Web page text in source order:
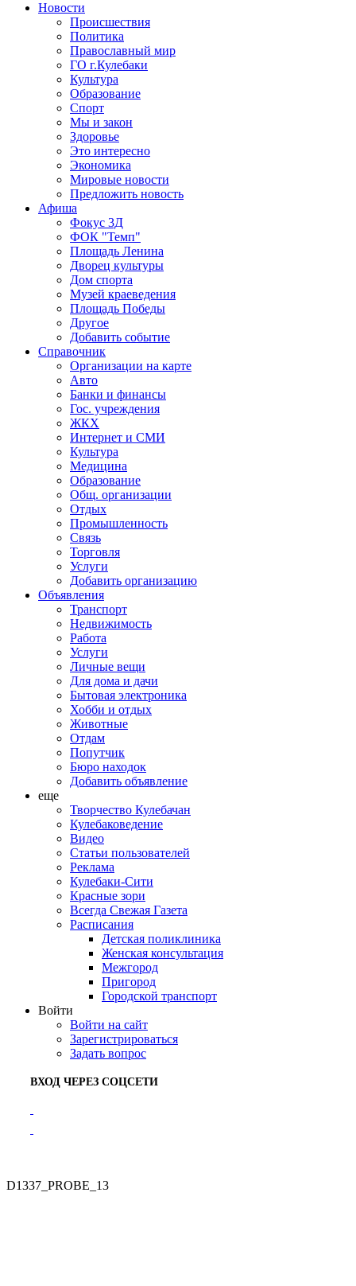
Новости
Происшествия
Политика
Православный мир
ГО г.Кулебаки
Культура
Образование
Спорт
Мы и закон
Здоровье
Это интересно
Экономика
Мировые новости
Предложить новость
Афиша
Фокус 3Д
ФОК "Темп"
Площадь Ленина
Дворец культуры
Дом спорта
Музей краеведения
Площадь Победы
Другое
Добавить событие
Справочник
Организации на карте
Авто
Банки и финансы
Гос. учреждения
ЖКХ
Интернет и СМИ
Культура
Медицина
Образование
Общ. организации
Отдых
Промышленность
Связь
Торговля
Услуги
Добавить организацию
Объявления
Транспорт
Недвижимость
Работа
Услуги
Личные вещи
Для дома и дачи
Бытовая электроника
Хобби и отдых
Животные
Отдам
Попутчик
Бюро находок
Добавить объявление
еще
Творчество Кулебачан
Кулебаковедение
Видео
Статьи пользователей
Реклама
Кулебаки-Сити
Красные зори
Всегда Свежая Газета
Расписания
Детская поликлиника
Женская консультация
Межгород
Пригород
Городской транспорт
Войти
Войти на сайт
Зарегистрироваться
Задать вопрос
ВХОД ЧЕРЕЗ СОЦСЕТИ